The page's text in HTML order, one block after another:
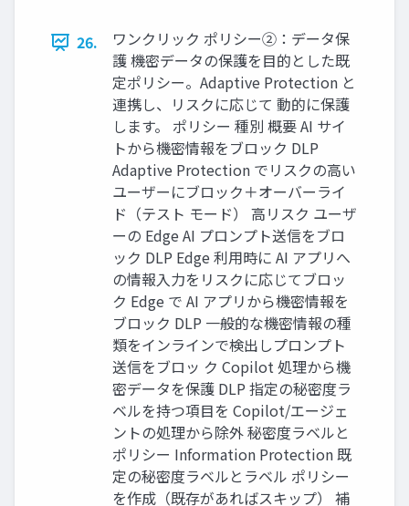
26.
ワンクリック ポリシー②：データ保
護 機密データの保護を目的とした既
定ポリシー。Adaptive Protection と
連携し、リスクに応じて 動的に保護
します。 ポリシー 種別 概要 AI サイ
トから機密情報をブロック DLP
Adaptive Protection でリスクの高い
ユーザーにブロック＋オーバーライ
ド（テスト モード） 高リスク ユーザ
ーの Edge AI プロンプト送信をブロ
ック DLP Edge 利用時に AI アプリへ
の情報入力をリスクに応じてブロッ
ク Edge で AI アプリから機密情報を
ブロック DLP 一般的な機密情報の種
類をインラインで検出しプロンプト
送信をブロッ ク Copilot 処理から機
密データを保護 DLP 指定の秘密度ラ
ベルを持つ項目を Copilot/エージェ
ントの処理から除外 秘密度ラベルと
ポリシー Information Protection 既
定の秘密度ラベルとラベル ポリシー
を作成（既存があればスキップ） 補